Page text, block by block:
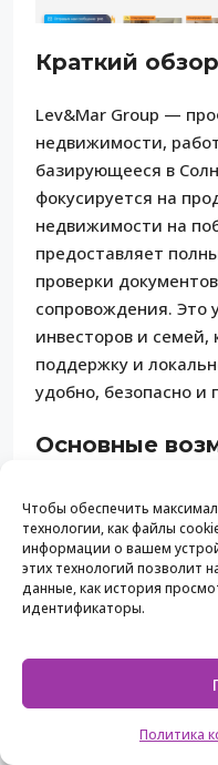
Чтобы обеспечить
технологии, как файлы
информации о вашем
этих технологий позволит
данные, как история
идентификаторы.
Политика
Краткий обзор
Lev&Mar Group —
недвижимости,
базирующееся в
фокусируется на
недвижимости на
предоставляет
проверки
сопровождения. Это
инвесторов и
поддержку и
удобно, безопасно и
Основные
Lev&Mar Group
подбор
участков;
поддержка сделок;
коммунальных
жительства); а
осуществляются из